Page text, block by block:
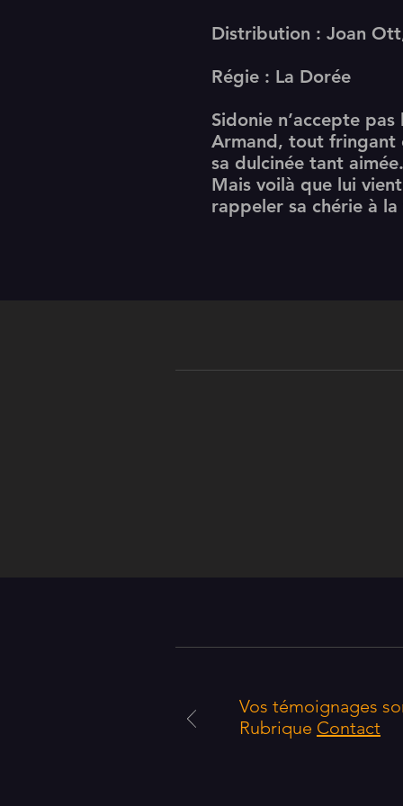
Distribution : Joan
Régie : La Dorée
Sidonie n’accepte
Armand, tout fringant
sa dulcinée tant aimée.
Mais voilà que lui
rappeler sa chérie à la
Vos témoignages
Rubrique Contact